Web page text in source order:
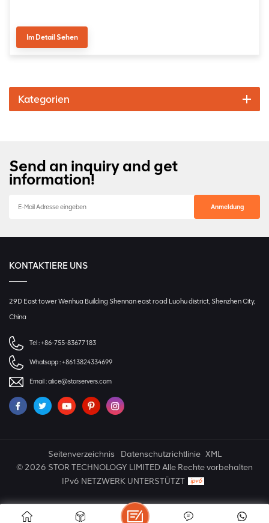
Im Detail Sehen
Kategorien
Send an inquiry and get
information!
KONTAKTIERE UNS
29D East tower Wenhua Building Shennan east road Luohu district, Shenzhen City,
China
Tel :+86-755-83677183
Whatsapp :+8613824334699
Email :alice@storservers.com
Seitenverzeichnis Datenschutzrichtlinie XML
© 2026 STOR TECHNOLOGY LIMITED Alle Rechte vorbehalten
IPv6 NETZWERK UNTERSTÜTZT